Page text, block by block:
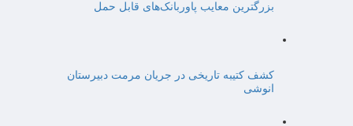
بزرگترین معایب پاوربانک‌های قابل حمل
کشف کتیبه تاریخی در جریان مرمت دبیرستان
انوشی